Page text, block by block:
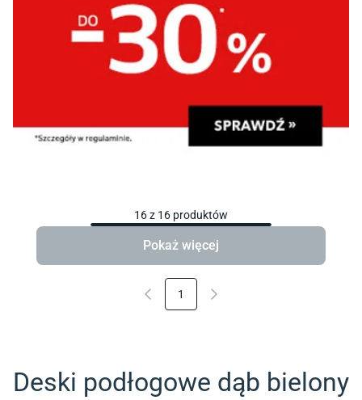
16z 16 produktów
Pokaż więcej
1
Deski podłogowe dąb bielony